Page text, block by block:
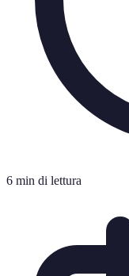
6 min di lettura